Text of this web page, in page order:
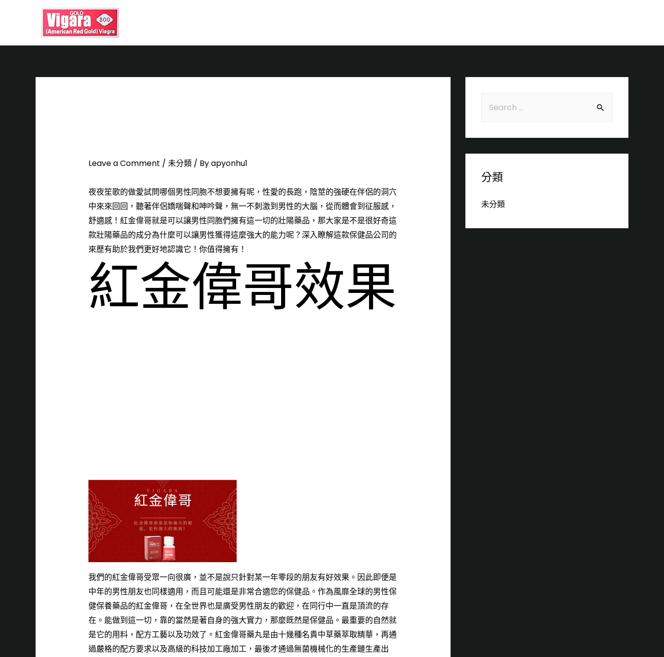
Leave a Comment / 未分類/ Byapyonhu1
夜夜笙歌的做愛試問哪個男性同胞不想要擁有呢，性愛的長跑，陰莖的強硬在伴侶的洞穴
中來來回回，聽著伴侶嬌喘聲和呻吟聲，無一不刺激到男性的大腦，從而體會到征服感，
舒適感！ 紅金偉哥就是可以讓男性同胞們擁有這一切的壯陽藥品，那大家是不是很好奇這
款壯陽藥品的成分為什麼可以讓男性獲得這麼強大的能力呢？深入瞭解這款保健品公司的
來歷有助於我們更好地認識它！你值得擁有！
紅金偉哥效果
我們的紅金偉哥受眾一向很廣，並不是說只針對某一年零段的朋友有好效果。因此即便是
中年的男性朋友也同樣適用，而且可能還是非常合適您的保健品。作為風靡全球的男性保
健保養藥品的紅金偉哥，在全世界也是廣受男性朋友的歡迎，在同行中一直是頂流的存
在。能做到這一切，靠的當然是著自身的強大實力，那麼既然是保健品。最重要的自然就
是它的用料，配方工藝以及功效了。 紅金偉哥藥丸是由十幾種名貴中草藥萃取精華，再通
過嚴格的配方要求以及高級的科技加工廠加工，最後才通過無菌機械化的生產鏈生產出
分類
未分類